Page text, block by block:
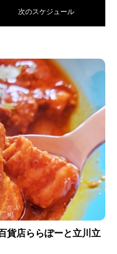
次のスケジュール
貨店ららぽーと立川立